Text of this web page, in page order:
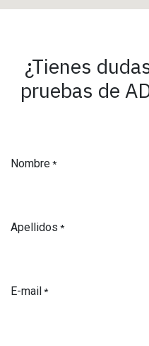
¿Tienes
pruebas de
Nombre*
Apellidos *
E-mail *